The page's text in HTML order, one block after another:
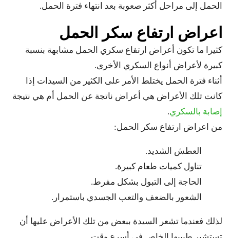
الحمل إلى مراحل أكثر صعوبة بعد انتهاء فترة الحمل.
اعراض ارتفاع سكر الحمل
كثيرا ما تكون أعراض ارتفاع سكري الحمل مشابهة بنسبة
كبيرة لأعراض أنواع السكري الأخرى.
أثناء فترة الحمل يختلط الأمر على الكثير من السيدات إذا
كانت تلك الأعراض هي أعراض ناتجة عن الحمل أم هي نتيجة
إصابة بالسكري.
من اعراض ارتفاع سكر الحمل:
العطش الشديد.
تناول كميات طعام كبيرة.
الحاجة إلى التبول بشكل مفرط.
الشعور بالضعف والتعب الجسدي باستمرار.
لذلك فعندما تشعر السيدة ببعض من تلك الأعراض عليها أن